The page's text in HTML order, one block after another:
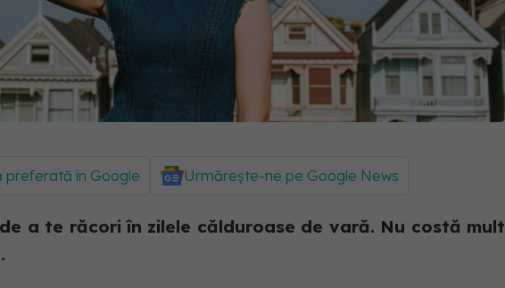
preferată în Google Urmărește-ne pe Google News
a te răcori în zilele călduroase de vară. Nu costă mult